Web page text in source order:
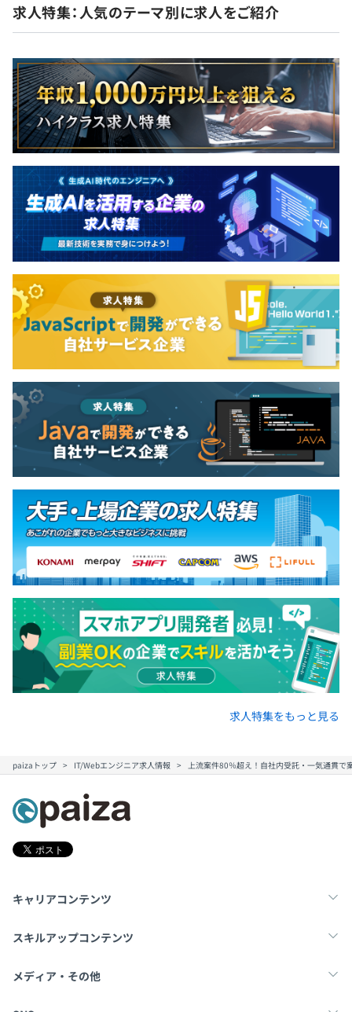
求人特集：人気のテーマ別に求人をご紹介
求人特集をもっと見る
paizaトップ IT/Webエンジニア求人情報 上流案件80％超え！自社内受託・一気通貫
キャリアコンテンツ
転職・キャリア
スキルアップコンテンツ
学習
メディア・その他